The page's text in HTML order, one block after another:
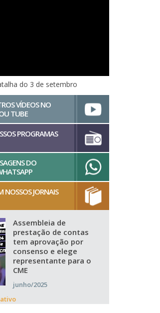
do 3 de setembro
VÍDEOS NO
TUBE
PROGRAMAS
DO
NOSSOS JORNAIS
Assembleia de
prestação de contas
tem aprovação por
consenso e elege
representante para o
CME
junho/2025